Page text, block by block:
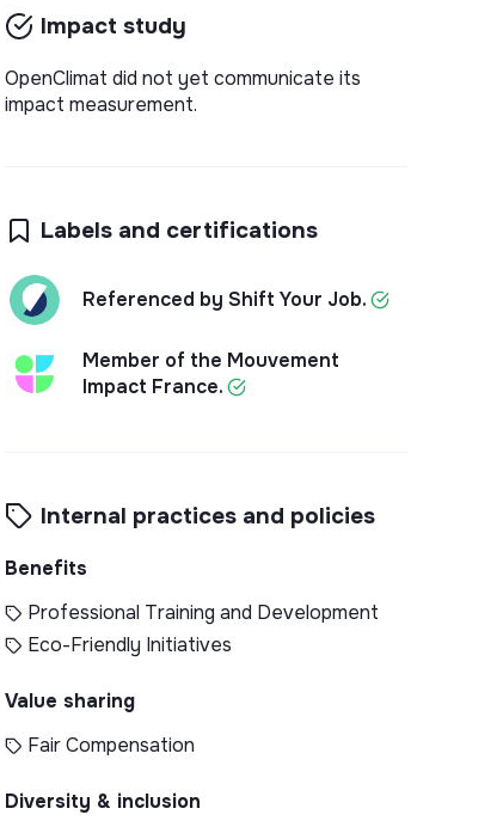
Impact study
OpenClimat did not yet communicate its
impact measurement.
Labels and certifications
Referenced by Shift Your Job.
Member of the Mouvement
Impact France.
Internal practices and policies
Benefits
Professional Training and Development
Eco-Friendly Initiatives
Value sharing
Fair Compensation
Diversity & inclusion